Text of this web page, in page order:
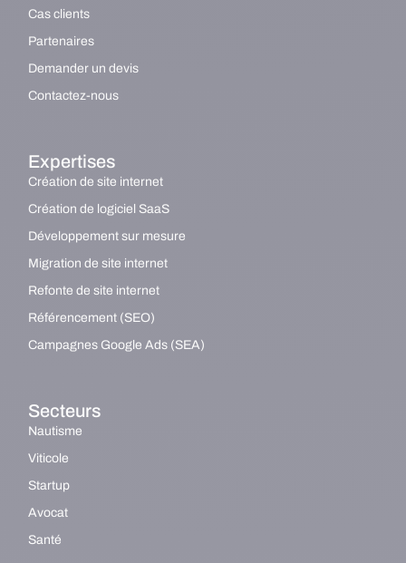
Cas clients
Partenaires
Demander un devis
Contactez-nous
Expertises
Création de site internet
Création de logiciel SaaS
Développement sur mesure
Migration de site internet
Refonte de site internet
Référencement (SEO)
Campagnes Google Ads (SEA)
Secteurs
Nautisme
Viticole
Startup
Avocat
Santé